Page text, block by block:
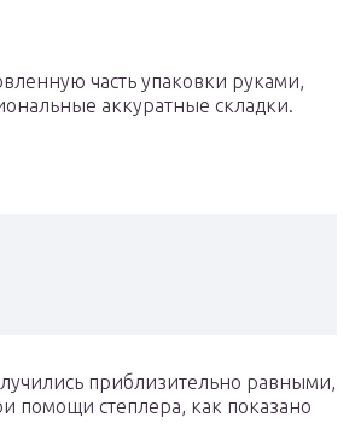
часть упаковки руками,
аккуратные складки.
приблизительно равными,
помощи степлера, как показано